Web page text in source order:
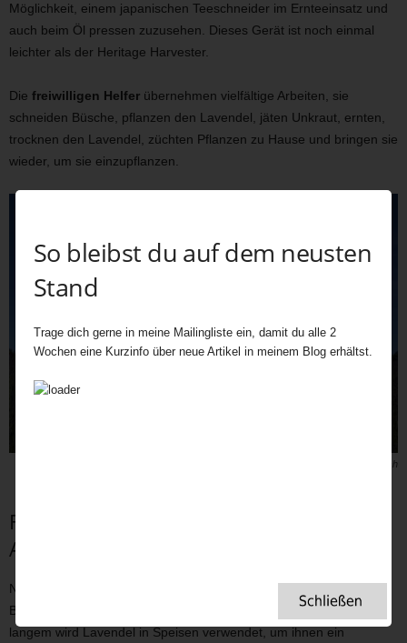
Möglichkeit, einem japanischen Teeschneider im Ernteeinsatz und
auch beim Öl pressen zuzusehen. Dieses Gerät ist noch einmal
leichter als der Heritage Harvester.
Die freiwilligen Helfer übernehmen vielfältige Arbeiten, sie
schneiden Büsche, pflanzen den Lavendel, jäten Unkraut, ernten,
trocknen den Lavendel, züchten Pflanzen zu Hause und bringen sie
wieder, um sie einzupflanzen.
Bild: Jay Mullings – Unsplash
Food Trends bringen auch Lavendel
Aufschwung.
Nicht nur in der Kosmetikindustrie erfreut sich Lavendel großer
Beliebtheit, auch im Food Bereich ist er längst angekommen. Seit
langem wird Lavendel in Speisen verwendet, um ihnen ein
So bleibst du auf dem neusten
Stand
Trage dich gerne in meine Mailingliste ein, damit du alle 2
Wochen eine Kurzinfo über neue Artikel in meinem Blog erhältst.